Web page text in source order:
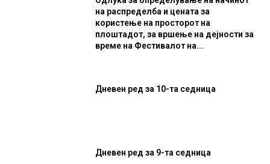
на распределба и цената за
користење на просторот на
плоштадот, за вршење на дејности за
време на Фестивалот на...
Дневен ред за 10-та седница
Дневен ред за 9-та седница